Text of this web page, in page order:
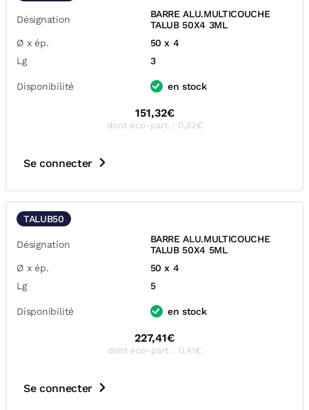
Désignation
BARRE ALU.MULTICOUCHE
TALUB 50X4 3ML
Ø x ép.
50 x 4
Lg
3
Disponibilité en stock
151,32€
dont éco-part. : 0,32€
Se connecter
TALUB50
Désignation
BARRE ALU.MULTICOUCHE
TALUB 50X4 5ML
Ø x ép.
50 x 4
Lg
5
Disponibilité en stock
227,41€
dont éco-part. : 0,41€
Se connecter